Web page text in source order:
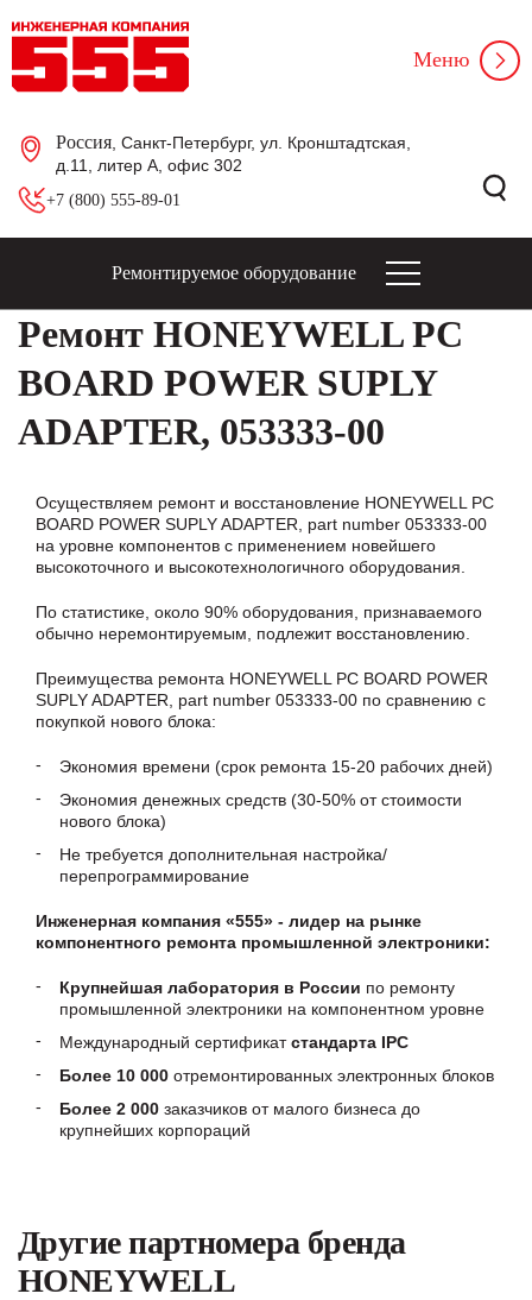
Россия , Санкт-Петербург, ул. Кронштадтская,
д.11, литер А, офис 302
+7 (800) 555-89-01
Меню
Ремонтируемое оборудование
Ремонт HONEYWELL PC
BOARD POWER SUPLY
ADAPTER, 053333-00
Осуществляем ремонт и восстановление HONEYWELL PC
BOARD POWER SUPLY ADAPTER, part number 053333-00
на уровне компонентов с применением новейшего
высокоточного и высокотехнологичного оборудования.
По статистике, около 90% оборудования, признаваемого
обычно неремонтируемым, подлежит восстановлению.
Преимущества ремонта HONEYWELL PC BOARD POWER
SUPLY ADAPTER, part number 053333-00 по сравнению с
покупкой нового блока:
Экономия времени (срок ремонта 15-20 рабочих дней)
Экономия денежных средств (30-50% от стоимости
нового блока)
Не требуется дополнительная настройка/
перепрограммирование
Инженерная компания «555» - лидер на рынке
компонентного ремонта промышленной электроники:
Крупнейшая лаборатория в России по ремонту
промышленной электроники на компонентном уровне
Международный сертификатстандарта IPC
Более 10 000 отремонтированных электронных блоков
Более 2 000 заказчиков от малого бизнеса до
крупнейших корпораций
Другие партномера бренда
HONEYWELL